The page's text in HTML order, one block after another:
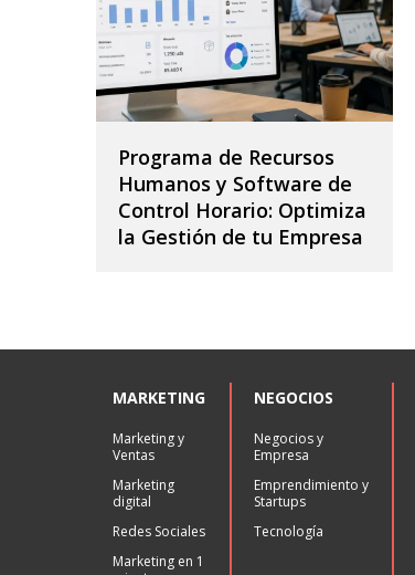
Programa de Recursos
Humanos y Software de
Control Horario: Optimiza
la Gestión de tu Empresa
MARKETING
Marketing y
Ventas
Marketing
digital
Redes Sociales
Marketing en 1
NEGOCIOS
Negocios y
Empresa
Emprendimiento y
Startups
Tecnología